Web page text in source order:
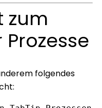
zum
folgendes